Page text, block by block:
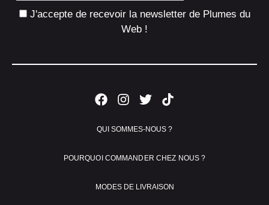
J'accepte de recevoir la newsletter de Plumes du
Web !
QUI SOMMES-NOUS ?
POURQUOI COMMANDER CHEZ NOUS ?
MODES DE LIVRAISON